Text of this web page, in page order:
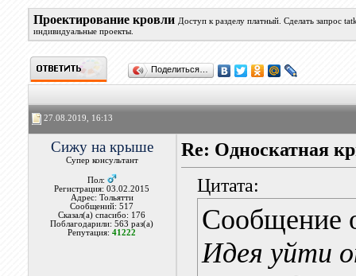
Проектирование кровли Доступ к разделу платный. Сделать запрос
индивидуальные проекты.
Поделиться…
27.08.2019, 16:13
Сижу на крыше
Супер консультант
Пол:
Регистрация: 03.02.2015
Адрес: Тольятти
Сообщений: 517
Сказал(а) спасибо: 176
Поблагодарили: 563 раз(а)
Репутация:41222
Re: Односкатная
Цитата:
Сообщение
Идея уйти